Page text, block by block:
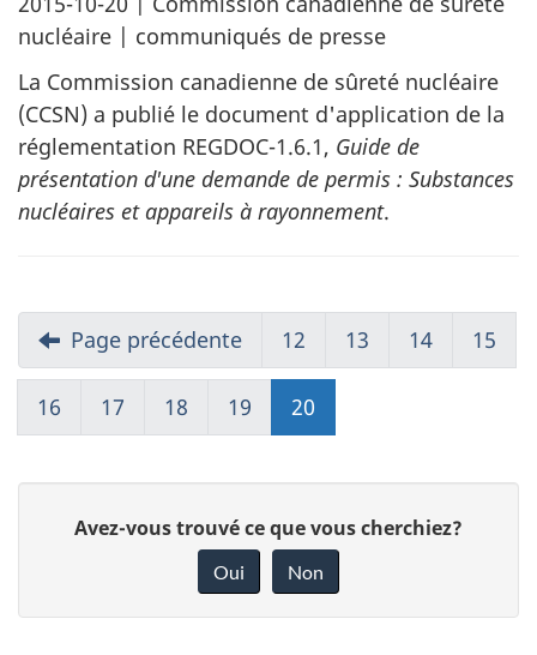
nucléaire | communiqués de presse
La Commission canadienne de sûreté nucléaire
(CCSN) a publié le document d'application de la
réglementation REGDOC-1.6.1, Guide de
présentation d'une demande de permis : Substances
nucléaires et appareils à rayonnement.
Page précédente 12 13 14 15
16 17 18 19 20
Avez-vous trouvé ce que vous cherchiez?
Oui Non